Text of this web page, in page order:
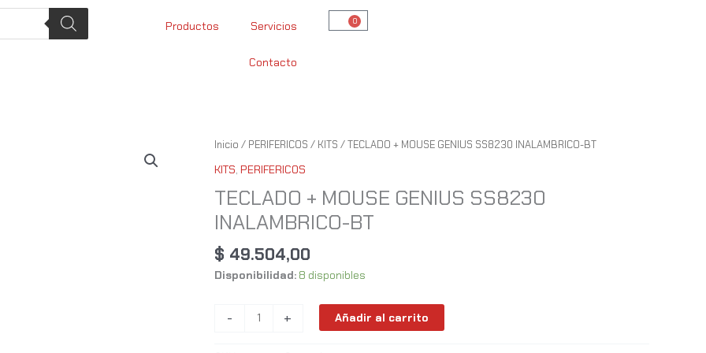
Productos Servicios
Contacto
0
Cart
Inicio / PERIFERICOS / KITS / TECLADO + MOUSE GENIUS SS8230 INALAMBRICO-BT
KITS, PERIFERICOS
TECLADO + MOUSE GENIUS SS8230
INALAMBRICO-BT
$ 49.504,00
Disponibilidad: 8 disponibles
-
TECLADO
MOUSE
GENIUS
SS8230
INALAMBRICO-
BT
cantidad
+ Añadir al carrito